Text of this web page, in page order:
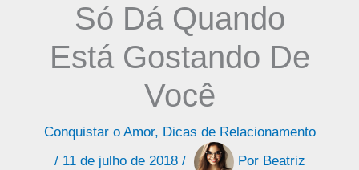
Só Dá Quando
Está Gostando De
Você
Conquistar o Amor, Dicas de Relacionamento
/ 11 de julho de 2018 / Por Beatriz